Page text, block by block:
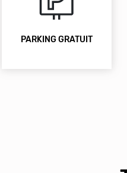
PARKING GRATUIT